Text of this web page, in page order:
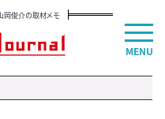
岡俊介の取材メモ
MENU